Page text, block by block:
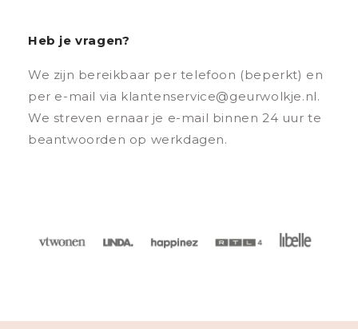
Heb je vragen?
We zijn bereikbaar per telefoon (beperkt) en
per e-mail via klantenservice@geurwolkje.nl.
We streven ernaar je e-mail binnen 24 uur te
beantwoorden op werkdagen.